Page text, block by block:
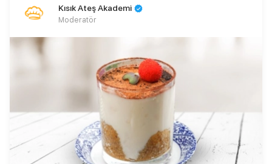
Kısık Ateş Akademi
Moderatör